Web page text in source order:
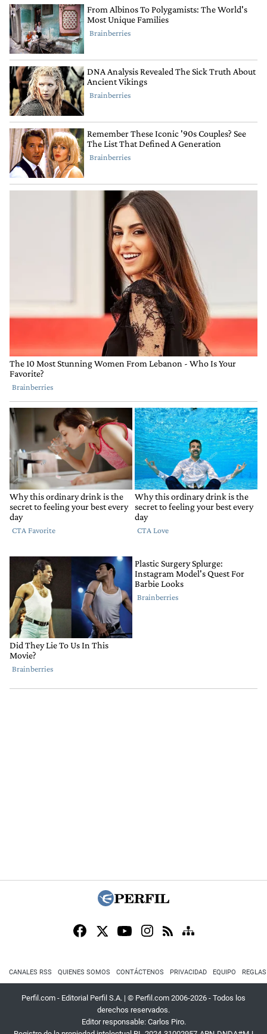
CANALES RSS QUIENES SOMOS CONTÁCTENOS PRIVACIDAD EQUIPO
Perfil.com - Editorial Perfil S.A. | © Perfil.com 2006-2026 - Todos los
derechos reservados.
Editor responsable: Carlos Piro.